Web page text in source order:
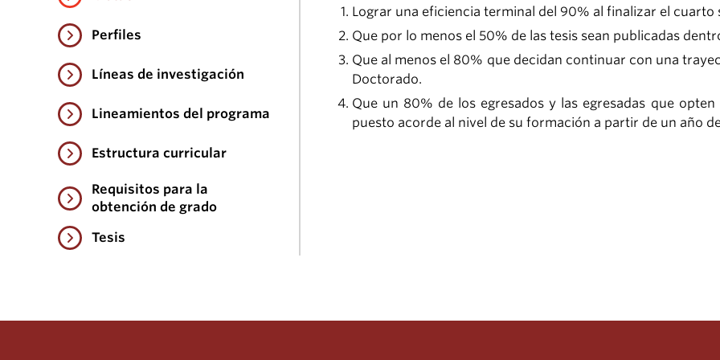
Perfiles
Líneas de investigación
Lineamientos del programa
Estructura curricular
Requisitos para la
obtención de grado
Tesis
Lograr una eficiencia terminal del 90% al finalizar el cuarto
Que por lo menos el 50% de las tesis sean publicadas
Que al menos el 80% que decidan continuar con una
Doctorado.
Que un 80% de los egresados y las egresadas que
puesto acorde al nivel de su formación a partir de un año